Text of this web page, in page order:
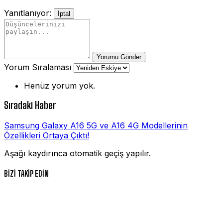
Yanıtlanıyor:
İptal
Yorumu Gönder
Yorum Sıralaması
Henüz yorum yok.
Sıradaki Haber
Samsung Galaxy A16 5G ve A16 4G Modellerinin
Özellikleri Ortaya Çıktı!
Aşağı kaydırınca otomatik geçiş yapılır.
BİZİ TAKİP EDİN